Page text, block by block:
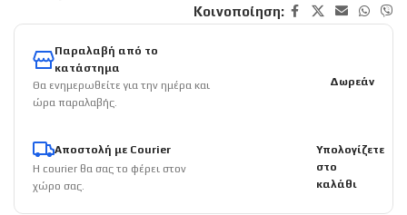
Κοινοποίηση:
Παραλαβή από το
κατάστημα
Θα ενημερωθείτε για την ημέρα και
ώρα παραλαβής.
Δωρεάν
Αποστολή με Courier
Η courier θα σας το φέρει στον
χώρο σας.
Υπολογίζετε
στο
καλάθι